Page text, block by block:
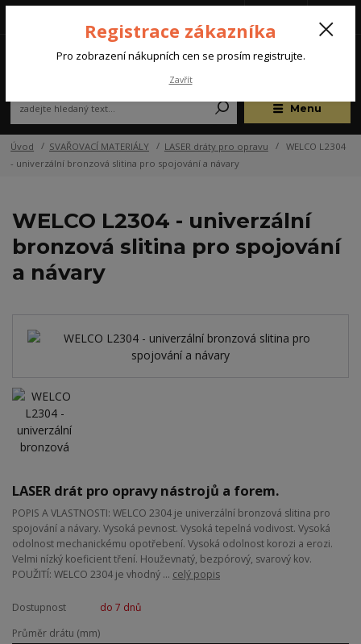
Menu
(Po-Pá, 07:00-15:30 hod.)
Úvod SVAŘOVACÍ MATERIÁLY LASER dráty pro opravu
WELCO L2304
- univerzální bronzová slitina pro spojování a návary
WELCO L2304 - univerzální
bronzová slitina pro spojování
a návary
LASER drát pro opravy nástrojů a forem.
POPIS A VLASTNOSTI: WELCO 2304 je univerzální bronzová slitina pro
spojování a návary. Vysoká pevnost. Vysoká tepelná vodivost. Vysoká
odolnost mechanickému opotřebení. Vysoká odolnost korozi a erozi.
Velmi nízký koeficient tření. Houževnatý, bezpórový, svarový kov.
POUŽITÍ: WELCO 2304 je vhodný ... celý popis
Dostupnost
do 7 dnů
Průměr drátu (mm)
Registrace zákazníka
Pro zobrazení nákupních cen se prosím registrujte.
Zavřít